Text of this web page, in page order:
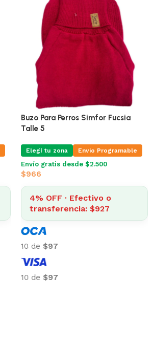
Buzo Para Perros Simfor Teddy
Talle 6
Elegí tu zona Envio Programable
Envío gratis desde $2.500
$1.063
4% OFF · Efectivo o
transferencia: $1.021
10 de $106
10 de $106